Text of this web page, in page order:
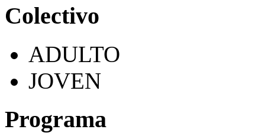
Colectivo
ADULTO
JOVEN
Programa